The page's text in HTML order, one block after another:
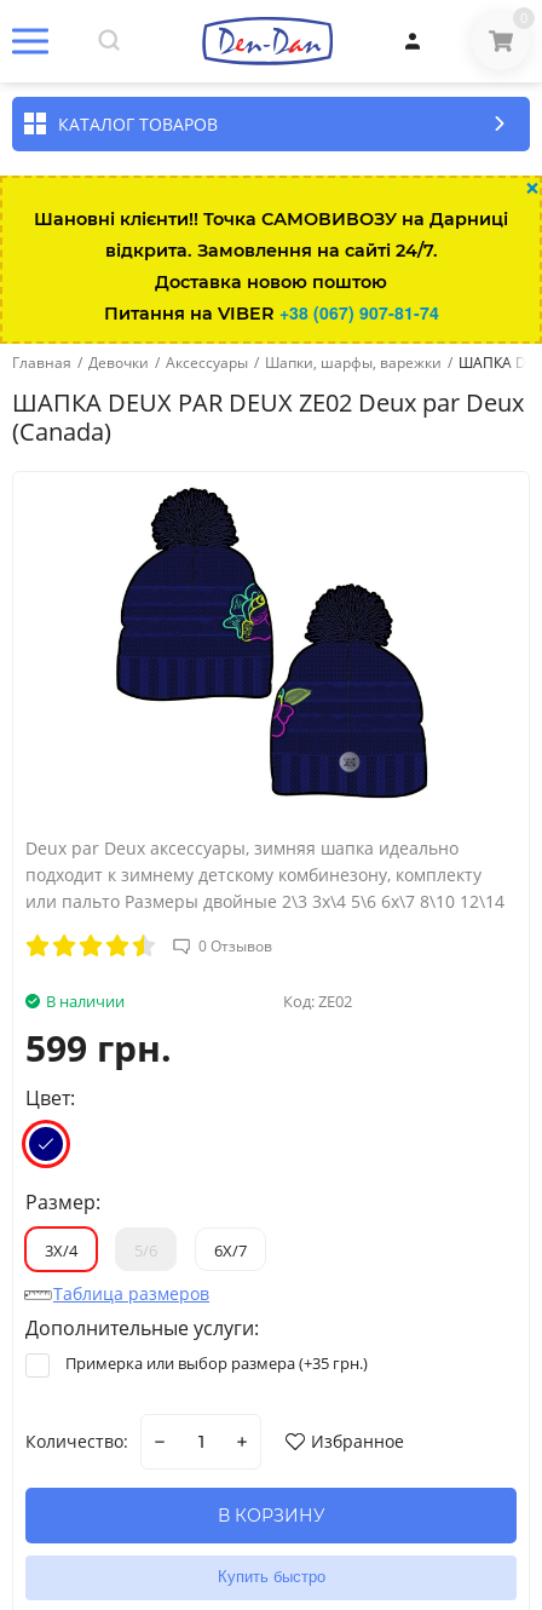
0
КАТАЛОГ ТОВАРОВ
×
Шановні клієнти!! Точка САМОВИВОЗУ на Дарниці
відкрита. Замовлення на сайті 24/7.
Доставка новою поштою
Питання на VIBER +38 (067) 907-81-74
Главная / Девочки / Аксессуары / Шапки, шарфы, варежки / ШАПКА
ШАПКА DEUX PAR DEUX ZE02 Deux par Deux
(Canada)
Deux par Deux аксессуары, зимняя шапка идеально
подходит к зимнему детскому комбинезону, комплекту
или пальто Размеры двойные 2\3 3х\4 5\6 6х\7 8\10 12\14
0 Отзывов
В наличии Код:ZE02
599 грн.
Цвет:
Размер:
3Х/4 5/6 6Х/7
Таблица размеров
Дополнительные услуги:
Примерка или выбор размера (+35 грн.)
Количество: Избранное
В КОРЗИНУ
Купить быстро